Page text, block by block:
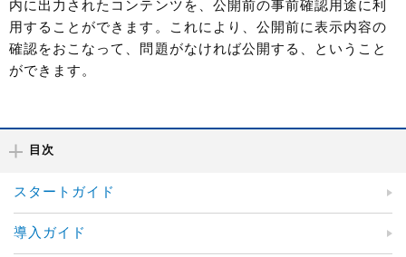
内に出力されたコンテンツを、公開前の事前確認用途に利
用することができます。これにより、公開前に表示内容の
確認をおこなって、問題がなければ公開する、ということ
ができます。
目次
スタートガイド
導入ガイド